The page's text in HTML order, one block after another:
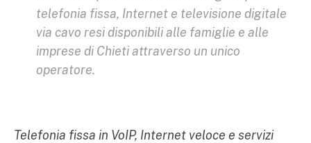
telefonia fissa, Internet e televisione digitale
via cavo resi disponibili alle famiglie e alle
imprese di Chieti attraverso un unico
operatore.
Telefonia fissa in VoIP, Internet veloce e servizi